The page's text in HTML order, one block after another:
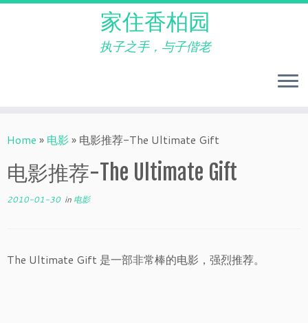
to
家住香柏园
执子之手，与子偕老
Home » 电影» 电影推荐-The Ultimate Gift
电影推荐-The Ultimate Gift
2010-01-30in 电影
The Ultimate Gift 是一部非常棒的电影，强烈推荐。